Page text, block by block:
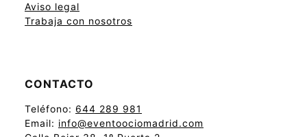
Aviso legal
Trabaja con nosotros
CONTACTO
Teléfono: 644 289 981
Email: info@eventoociomadrid.com